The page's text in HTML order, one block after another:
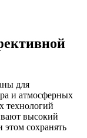
для
и атмосферных
технологий
высокий
этом сохранять